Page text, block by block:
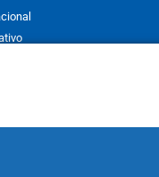
Prohibida su
whole or in part, or